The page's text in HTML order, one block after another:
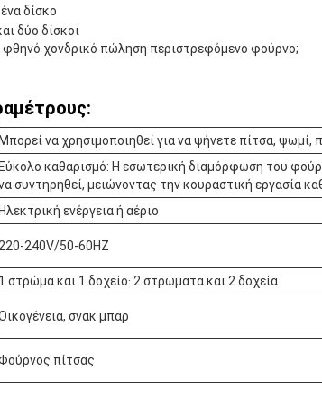
δίσκο
δύο δίσκοι
φθηνό χονδρικό πώληση περιστρεφόμενο φούρνο;
να χρησιμοποιηθεί για να ψήνετε πίτσα, ψωμί,
καθαρισμό: Η εσωτερική διαμόρφωση του
συντηρηθεί, μειώνοντας την κουραστική εργασία
ενέργεια ή αέριο
220-240V/50-60HZ
1 στρώμα και 1 δοχείο· 2 στρώματα και 2 δοχεία
σνακ μπαρ
πίτσας